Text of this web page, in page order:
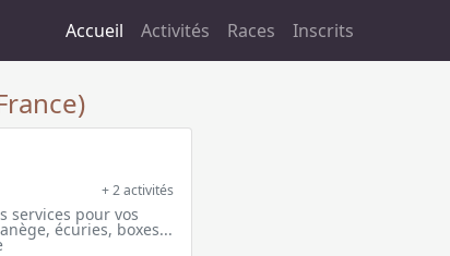
Accueil Activités Races Inscrits
+ 2 activités
services pour vos
écuries, boxes...